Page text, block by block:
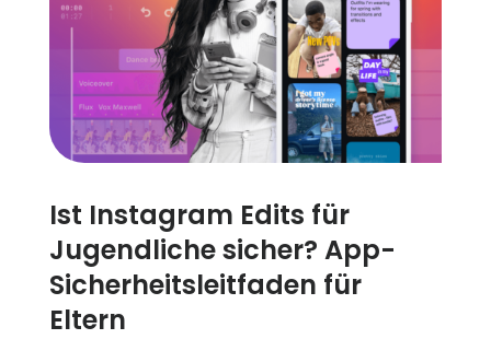
Ist Instagram Edits für
Jugendliche sicher? App-
Sicherheitsleitfaden für
Eltern